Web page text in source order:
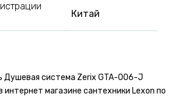
Китай
Душевая система Zerix GTA-006-J
интернет магазине сантехники Lexon по